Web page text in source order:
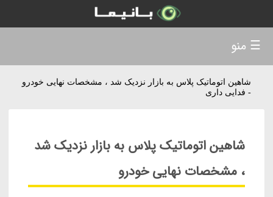
شاهین اتوماتیک پلاس به بازار نزدیک شد ، مشخصات نهایی خودرو
- فدایی داری
شاهین اتوماتیک پلاس به بازار نزدیک شد
، مشخصات نهایی خودرو
☰ منو